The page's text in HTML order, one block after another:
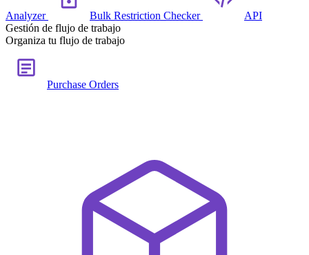
Analyzer Bulk Restriction Checker
API
Gestión de flujo de trabajo
Organiza tu flujo de trabajo
Purchase Orders